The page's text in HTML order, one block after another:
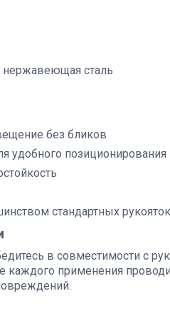
нержавеющая сталь
без бликов
удобного позиционирования
стандартных рукояток
в совместимости с
каждого применения